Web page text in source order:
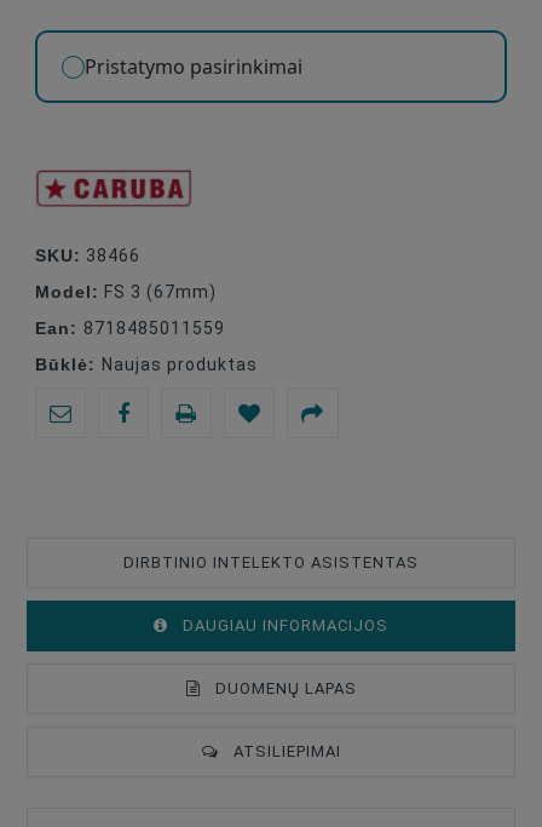
Pristatymo pasirinkimai
SKU: 38466
Model: FS 3 (67mm)
Ean: 8718485011559
Būklė: Naujas produktas
DIRBTINIO INTELEKTO ASISTENTAS
DAUGIAU INFORMACIJOS
DUOMENŲ LAPAS
ATSILIEPIMAI